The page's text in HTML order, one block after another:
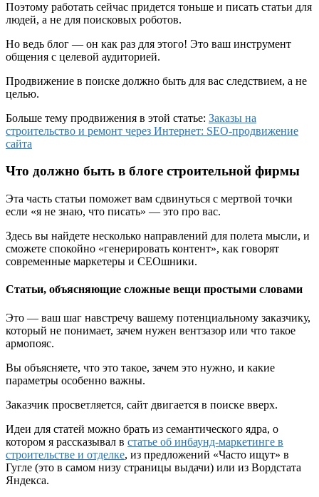
Поэтому работать сейчас придется тоньше и писать статьи для
людей, а не для поисковых роботов.
Но ведь блог — он как раз для этого! Это ваш инструмент
общения с целевой аудиторией.
Продвижение в поиске должно быть для вас следствием, а не
целью.
Больше тему продвижения в этой статье: Заказы на
строительство и ремонт через Интернет: SEO-продвижение
сайта
Что должно быть в блоге строительной фирмы
Эта часть статьи поможет вам сдвинуться с мертвой точки
если «я не знаю, что писать» — это про вас.
Здесь вы найдете несколько направлений для полета мысли, и
сможете спокойно «генерировать контент», как говорят
современные маркетеры и СЕОшники.
Статьи, объясняющие сложные вещи простыми словами
Это — ваш шаг навстречу вашему потенциальному заказчику,
который не понимает, зачем нужен вентзазор или что такое
армопояс.
Вы объясняете, что это такое, зачем это нужно, и какие
параметры особенно важны.
Заказчик просветляется, сайт двигается в поиске вверх.
Идеи для статей можно брать из семантического ядра, о
котором я рассказывал в статье об инбаунд-маркетинге в
строительстве и отделке, из предложений «Часто ищут» в
Гугле (это в самом низу страницы выдачи) или из Вордстата
Яндекса.